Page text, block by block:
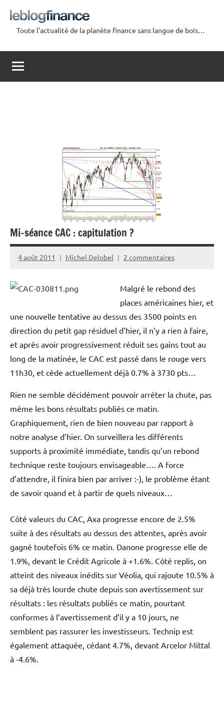
contenu
Blog
Finance
Toute l'actualité de la planète finance sans langue de bois…
Mi-séance CAC : capitulation ?
4 août 2011 Michel Delobel 2 commentaires
Malgré le rebond des
places américaines hier, et
une nouvelle tentative au dessus des 3500 points en
direction du petit gap résiduel d’hier, il n’y a rien à faire,
et après avoir progressivement réduit ses gains tout au
long de la matinée, le CAC est passé dans le rouge vers
11h30, et cède actuellement déjà 0.7% à 3730 pts…
Rien ne semble décidément pouvoir arrêter la chute, pas
même les bons résultats publiés ce matin.
Graphiquement, rien de bien nouveau par rapport à
notre analyse d’hier. On surveillera les différents
supports à proximité immédiate, tandis qu’un rebond
technique reste toujours envisageable…. A force
d’attendre, il finira bien par arriver :-), le problème étant
de savoir quand et à partir de quels niveaux…
Côté valeurs du CAC, Axa progresse encore de 2.5%
suite à des résultats au dessus des attentes, après avoir
gagné toutefois 6% ce matin. Danone progresse elle de
1.9%, devant le Crédit Agricole à +1.6%. Côté replis, on
atteint des niveaux inédits sur Véolia, qui rajoute 10.5% à
sa déjà très lourde chute depuis son avertissement sur
résultats : les résultats publiés ce matin, pourtant
conformes à l’avertissement d’il y a 10 jours, ne
semblent pas rassurer les investisseurs. Technip est
également attaquée, cédant 4.7%, devant Arcelor Mittal
à -4.6%.